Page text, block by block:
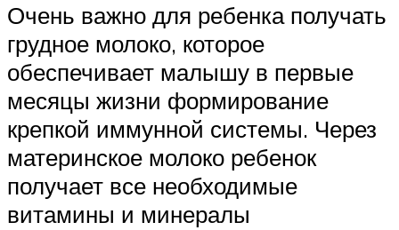
Очень важно для ребенка получать
грудное молоко, которое
обеспечивает малышу в первые
месяцы жизни формирование
крепкой иммунной системы. Через
материнское молоко ребенок
получает все необходимые
витамины и минералы